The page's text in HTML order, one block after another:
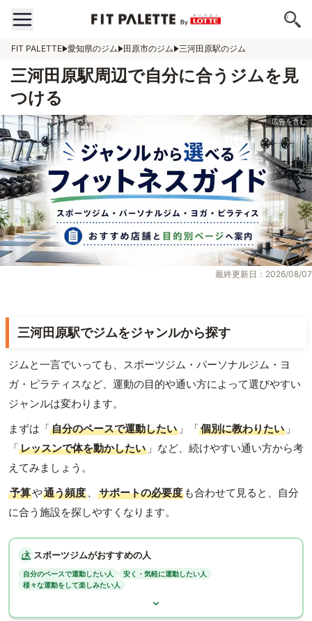
FIT PALETTE 愛知県のジム 田原市のジム 三河田原駅のジム
三河田原駅周辺で自分に合うジムを見
つける
最終更新日：2026/08/07
三河田原駅でジムをジャンルから探す
ジムと一言でいっても、スポーツジム・パーソナルジム・ヨ
ガ・ピラティスなど、運動の目的や通い方によって選びやすい
ジャンルは変わります。
まずは「自分のペースで運動したい 」「個別に教わりたい 」
「レッスンで体を動かしたい 」など、続けやすい通い方から考
えてみましょう。
予算や通う頻度 、 サポートの必要度 も合わせて見ると、自分
に合う施設を探しやすくなります。
スポーツジムがおすすめの人
自分のペースで運動したい人
安く・気軽に運動したい人
様々な運動をして楽しみたい人